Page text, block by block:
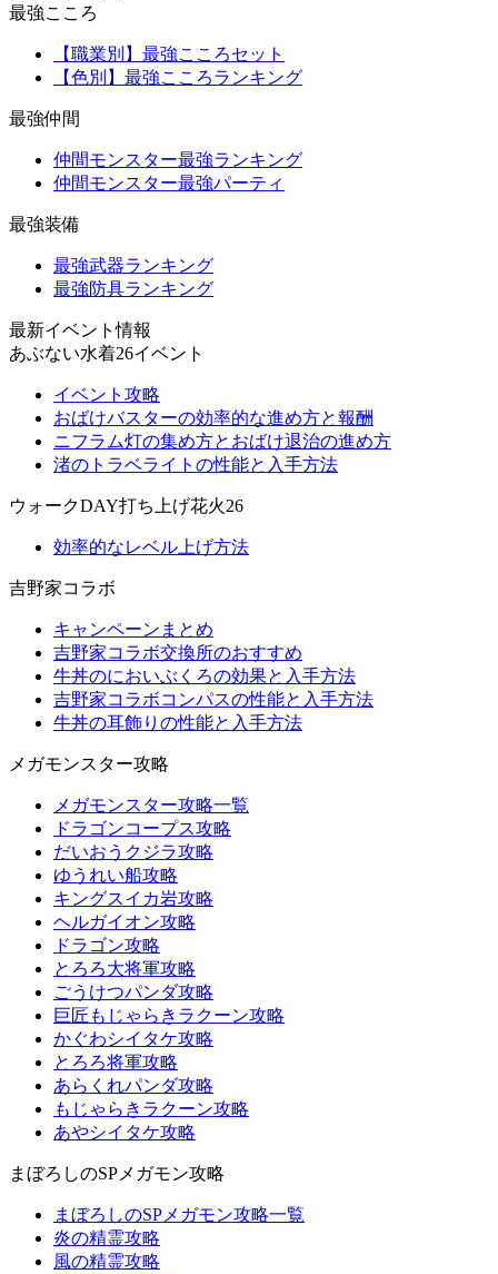
最強こころ
【職業別】最強こころセット
【色別】最強こころランキング
最強仲間
仲間モンスター最強ランキング
仲間モンスター最強パーティ
最強装備
最強武器ランキング
最強防具ランキング
最新イベント情報
あぶない水着26イベント
イベント攻略
おばけバスターの効率的な進め方と報酬
ニフラム灯の集め方とおばけ退治の進め方
渚のトラベライトの性能と入手方法
ウォークDAY打ち上げ花火26
効率的なレベル上げ方法
吉野家コラボ
キャンペーンまとめ
吉野家コラボ交換所のおすすめ
牛丼のにおいぶくろの効果と入手方法
吉野家コラボコンパスの性能と入手方法
牛丼の耳飾りの性能と入手方法
メガモンスター攻略
メガモンスター攻略一覧
ドラゴンコープス攻略
だいおうクジラ攻略
ゆうれい船攻略
キングスイカ岩攻略
ヘルガイオン攻略
ドラゴン攻略
とろろ大将軍攻略
ごうけつパンダ攻略
巨匠もじゃらきラクーン攻略
かぐわシイタケ攻略
とろろ将軍攻略
あらくれパンダ攻略
もじゃらきラクーン攻略
あやシイタケ攻略
まぼろしのSPメガモン攻略
まぼろしのSPメガモン攻略一覧
炎の精霊攻略
風の精霊攻略